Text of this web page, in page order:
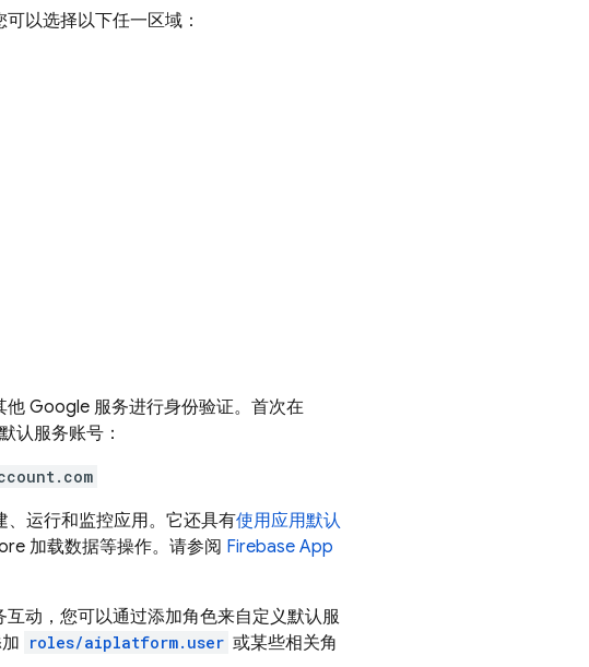
可以选择以下任一区域：
他 Google 服务进行身份验证。首次在
认服务账号：
运行和监控应用。它还具有使用应用默认
加载数据等操作。请参阅 Firebase App
动，您可以通过添加角色来自定义默认服
roles/aiplatform.user 或某些相关角